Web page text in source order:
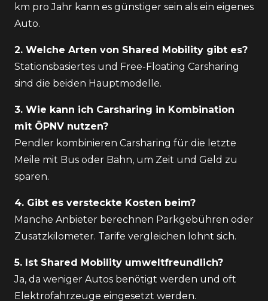
km pro Jahr kann es günstiger sein als ein eigenes
Auto.
2. Welche Arten von Shared Mobility gibt es?
Stationsbasiertes und Free-Floating Carsharing
sind die beiden Hauptmodelle.
3. Wie kann ich Carsharing in Kombination
mit ÖPNV nutzen?
Pendler kombinieren Carsharing für die letzte
Meile mit Bus oder Bahn, um Zeit und Geld zu
sparen.
4. Gibt es versteckte Kosten beim?
Manche Anbieter berechnen Parkgebühren oder
Zusatzkilometer. Tarife vergleichen lohnt sich.
5. Ist Shared Mobility umweltfreundlich?
Ja, da weniger Autos benötigt werden und oft
Elektrofahrzeuge eingesetzt werden.